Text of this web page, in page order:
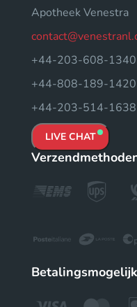
Apotheek Venestra
+44-203-608-1340
+44-808-189-1420
+44-203-514-1638
LIVE CHAT